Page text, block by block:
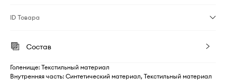
ID Товара
Состав
Голенище: Текстильный материал
Внутренняя часть: Синтетический материал, Текстильный материал